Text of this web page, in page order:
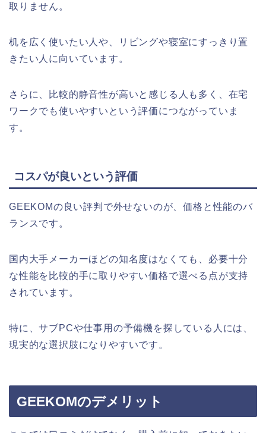
取りません。
机を広く使いたい人や、リビングや寝室にすっきり置
きたい人に向いています。
さらに、比較的静音性が高いと感じる人も多く、在宅
ワークでも使いやすいという評価につながっていま
す。
コスパが良いという評価
GEEKOMの良い評判で外せないのが、価格と性能のバ
ランスです。
国内大手メーカーほどの知名度はなくても、必要十分
な性能を比較的手に取りやすい価格で選べる点が支持
されています。
特に、サブPCや仕事用の予備機を探している人には、
現実的な選択肢になりやすいです。
GEEKOMのデメリット